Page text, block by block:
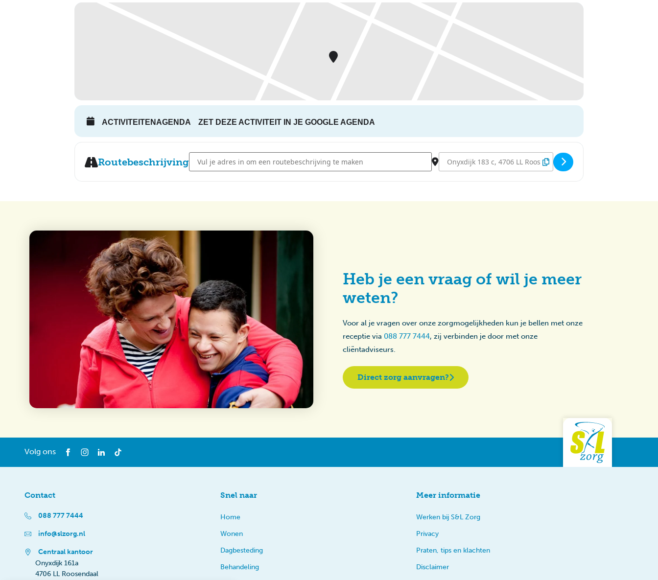
ACTIVITEITENAGENDA ZET DEZE ACTIVITEIT IN JE GOOGLE AGENDA
Routebeschrijving
Address - Disco - Sterrebos [AT38Wu9ql] Destination Address - Disco - Sterrebos [eeq624QDy]
Heb je een vraag of wil je meer
weten?
Voor al je vragen over onze zorgmogelijkheden kun je bellen met onze
receptie via 088 777 7444, zij verbinden je door met onze
cliëntadviseurs.
Direct zorg aanvragen?
Volg ons
Contact
088 777 7444
info@slzorg.nl
Centraal kantoor
Onyxdijk 161a
4706 LL Roosendaal
Snel naar
Home
Wonen
Dagbesteding
Behandeling
Meer informatie
Werken bij S&L Zorg
Privacy
Praten, tips en klachten
Disclaimer